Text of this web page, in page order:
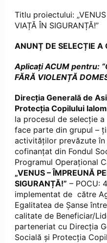
Titlu proiectului:
VIAȚĂ ÎN SIGURANȚĂ!”
ANUNȚ DE SELECȚIE A
Aplicați ACUM pentru:
FĂRĂ VIOLENȚĂ
Direcția Generală de
Protecția Copilului
la procesul de selecție
face parte din grupul –
activităților prevăzute
cofinanțat din Fondul
Programul Operațional
„VENUS – ÎMPREUNĂ
SIGURANȚĂ!” – POCU:
implementat de către
Egalitatea de Șanse
calitate de Beneficiar/
parteneriat cu Direcția
Socială și Protecția